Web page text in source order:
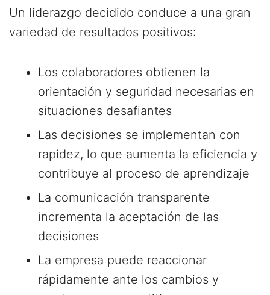
Un liderazgo decidido conduce a una gran
variedad de resultados positivos:
Los colaboradores obtienen la
orientación y seguridad necesarias en
situaciones desafiantes
Las decisiones se implementan con
rapidez, lo que aumenta la eficiencia y
contribuye al proceso de aprendizaje
La comunicación transparente
incrementa la aceptación de las
decisiones
La empresa puede reaccionar
rápidamente ante los cambios y